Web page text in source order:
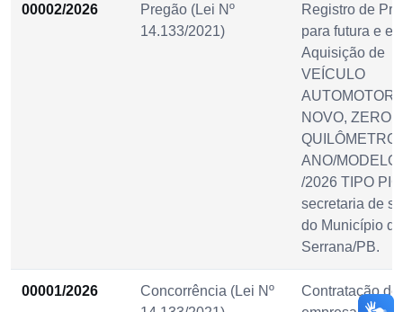
00002/2026
Pregão (Lei Nº
14.133/2021)
Registro de
para futura e
Aquisição de
VEÍCULO
AUTOMOTOR
NOVO, ZERO
QUILÔMETRO;
ANO/MODELO
/2026 TIPO
secretaria de
do Município
Serrana/PB.
00001/2026
Concorrência (Lei Nº
Contratação de